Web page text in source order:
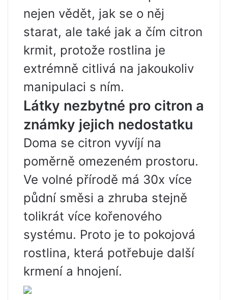
nejen vědět, jak se o něj
starat, ale také jak a čím citron
krmit, protože rostlina je
extrémně citlivá na jakoukoliv
manipulaci s ním.
Látky nezbytné pro citron a
známky jejich nedostatku
Doma se citron vyvíjí na
poměrně omezeném prostoru.
Ve volné přírodě má 30x více
půdní směsi a zhruba stejně
tolikrát více kořenového
systému. Proto je to pokojová
rostlina, která potřebuje další
krmení a hnojení.